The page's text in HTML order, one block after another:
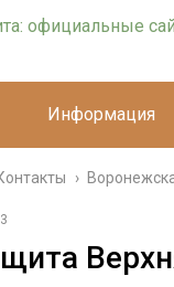
Информация
›